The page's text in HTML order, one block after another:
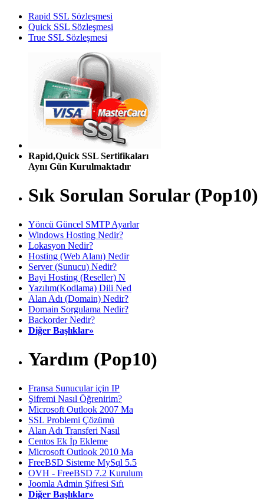
Rapid SSL Sözleşmesi
Quick SSL Sözleşmesi
True SSL Sözleşmesi
Rapid,Quick SSL Sertifikaları
Aynı Gün Kurulmaktadır
Sık Sorulan Sorular (Pop10)
Yöncü Güncel SMTP Ayarlar
Windows Hosting Nedir?
Lokasyon Nedir?
Hosting (Web Alanı) Nedir
Server (Sunucu) Nedir?
Bayi Hosting (Reseller) N
Yazılım(Kodlama) Dili Ned
Alan Adı (Domain) Nedir?
Domain Sorgulama Nedir?
Backorder Nedir?
Diğer Başlıklar»
Yardım (Pop10)
Fransa Sunucular için IP
Şifremi Nasıl Öğrenirim?
Microsoft Outlook 2007 Ma
SSL Problemi Çözümü
Alan Adı Transferi Nasıl
Centos Ek İp Ekleme
Microsoft Outlook 2010 Ma
FreeBSD Sisteme MySql 5.5
OVH - FreeBSD 7.2 Kurulum
Joomla Admin Şifresi Sıfı
Diğer Başlıklar»